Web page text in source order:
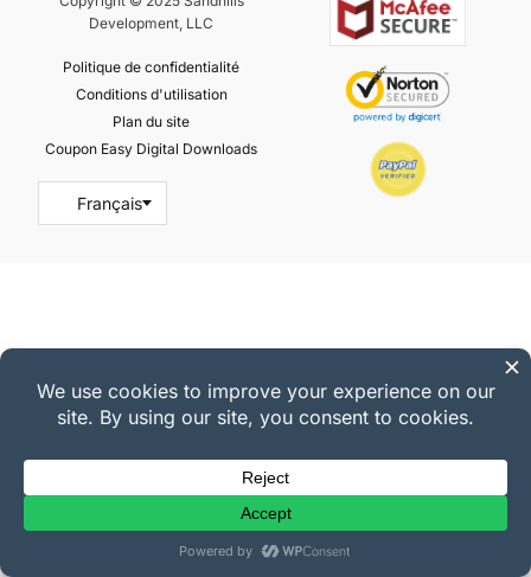
Development, LLC
Politique de confidentialité
Conditions d'utilisation
Plan du site
Coupon Easy Digital Downloads